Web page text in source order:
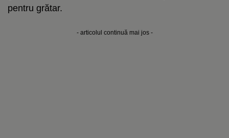
pentru grătar.
- articolul continuă mai jos -